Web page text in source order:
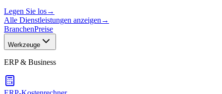
Legen Sie los→
Alle Dienstleistungen anzeigen →
BranchenPreise
Werkzeuge
ERP & Business